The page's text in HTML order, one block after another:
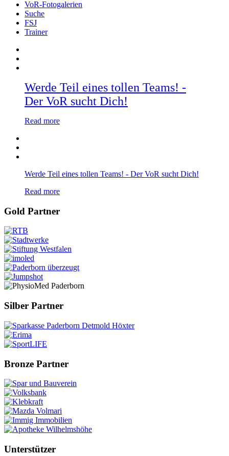
VoR-Fotogalerien
Suche
FSJ
Trainer
Werde Teil eines tollen Teams! -
Der VoR sucht Dich!
Read more
Werde Teil eines tollen Teams! - Der VoR sucht Dich!
Read more
Gold Partner
Silber Partner
Bronze Partner
Unterstützer